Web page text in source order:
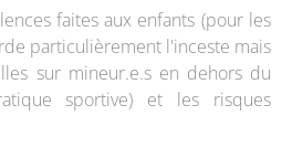
faites aux enfants (pour les
particulièrement l'inceste mais
sur mineur.e.s en dehors du
sportive) et les risques